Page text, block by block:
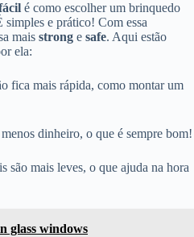
é como escolher um brinquedo
e prático! Com essa
mais strong e safe. Aqui estão
ela:
fica mais rápida, como montar um
dinheiro, o que é sempre bom!
são mais leves, o que ajuda na hora
glass windows